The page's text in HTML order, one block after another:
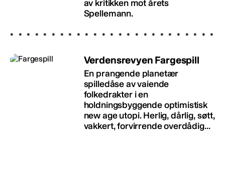
av kritikken mot årets
Spellemann.
Verdensrevyen Fargespill
En prangende planetær
spilledåse av vaiende
folkedrakter i en
holdningsbyggende optimistisk
new age utopi. Herlig, dårlig, søtt,
vakkert, forvirrende overdådig...